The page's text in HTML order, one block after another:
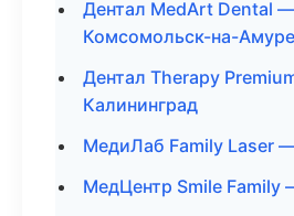
Дентал MedArt Dental —
Комсомольск-на-Амуре
Дентал Therapy
Калининград
МедиЛаб Family Laser
МедЦентр Smile Family